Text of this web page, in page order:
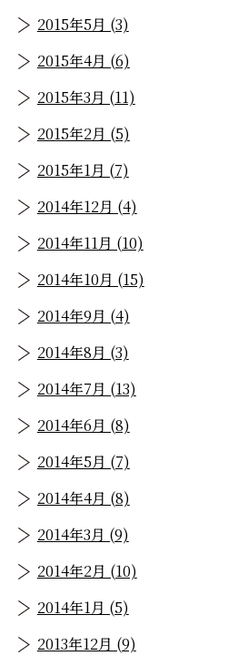
2015年5月 (3)
2015年4月 (6)
2015年3月 (11)
2015年2月 (5)
2015年1月 (7)
2014年12月 (4)
2014年11月 (10)
2014年10月 (15)
2014年9月 (4)
2014年8月 (3)
2014年7月 (13)
2014年6月 (8)
2014年5月 (7)
2014年4月 (8)
2014年3月 (9)
2014年2月 (10)
2014年1月 (5)
2013年12月 (9)